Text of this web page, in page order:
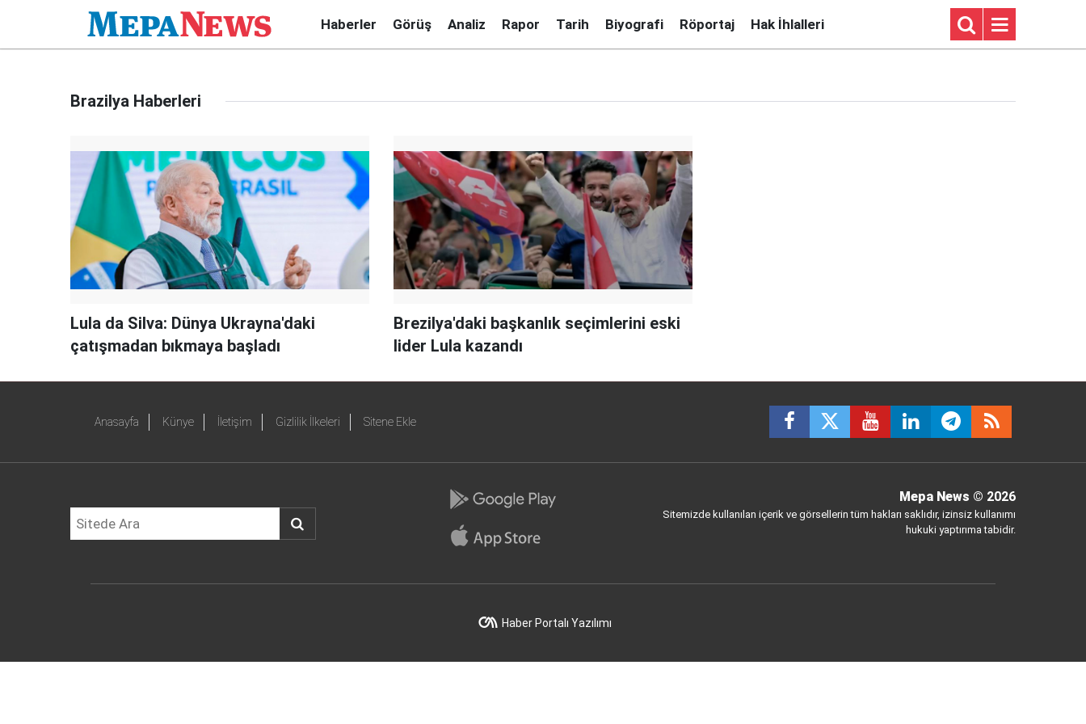
Haberler Görüş Analiz Rapor Tarih Biyografi Röportaj Hak İhlalleri
Brazilya Haberleri
Lula da Silva: Dünya Ukrayna'daki
çatışmadan bıkmaya başladı
Brezilya'daki başkanlık seçimlerini eski
lider Lula kazandı
Anasayfa Künye İletişim Gizlilik İlkeleri Sitene Ekle
Mepa News © 2026
Sitemizde kullanılan içerik ve görsellerin tüm hakları saklıdır, izinsiz kullanımı
hukuki yaptırıma tabidir.
Haber Portalı Yazılımı